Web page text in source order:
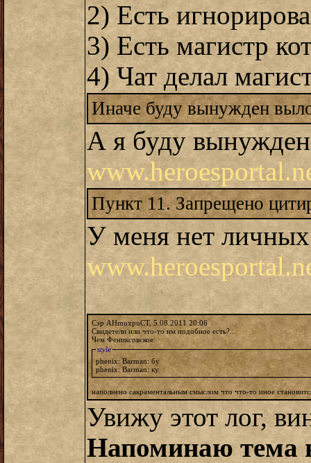
2) Есть
3) Есть магистр
4) Чат делал
Иначе буду вынужден
А я буду вынужден
Пункт 11. Запрещено
У меня нет личных
Сэр AHmuxpuCT, 5.08.2011 20:06
Свидетели или что-то им подобное есть?...
Чем Фениксовское:
style
phenix: Barman: бу
phenix: Barman: ку
наполнено сакраментальным смыслом что что-то иное
Увижу этот лог,
Напоминаю